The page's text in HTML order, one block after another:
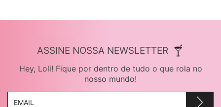
ASSINE NOSSA NEWSLETTER
Hey, Loli! Fique por dentro de tudo o que rola no
nosso mundo!